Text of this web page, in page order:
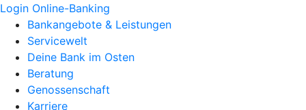
Login Online-Banking
Bankangebote & Leistungen
Servicewelt
Deine Bank im Osten
Beratung
Genossenschaft
Karriere